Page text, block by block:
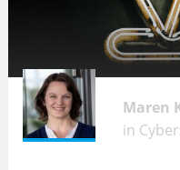
Maren
in